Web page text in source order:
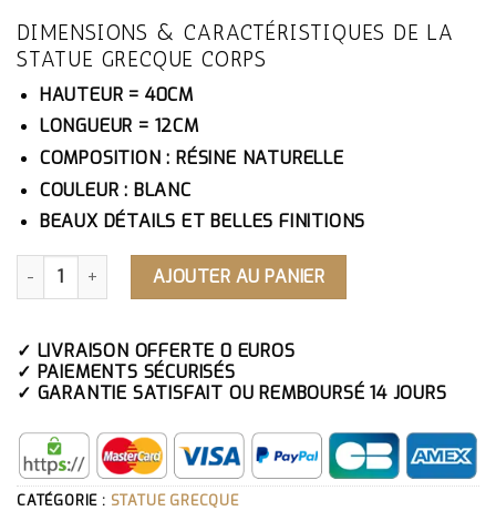
DIMENSIONS & CARACTÉRISTIQUES DE LA
STATUE GRECQUE CORPS
HAUTEUR = 40CM
LONGUEUR = 12CM
COMPOSITION : RÉSINE NATURELLE
COULEUR : BLANC
BEAUX DÉTAILS ET BELLES FINITIONS
QUANTITÉ DE STATUE GRECQUE CORPS
AJOUTER AU PANIER
✓ LIVRAISON OFFERTE 0 EUROS
✓ PAIEMENTS SÉCURISÉS
✓ GARANTIE SATISFAIT OU REMBOURSÉ 14 JOURS
CATÉGORIE : STATUE GRECQUE